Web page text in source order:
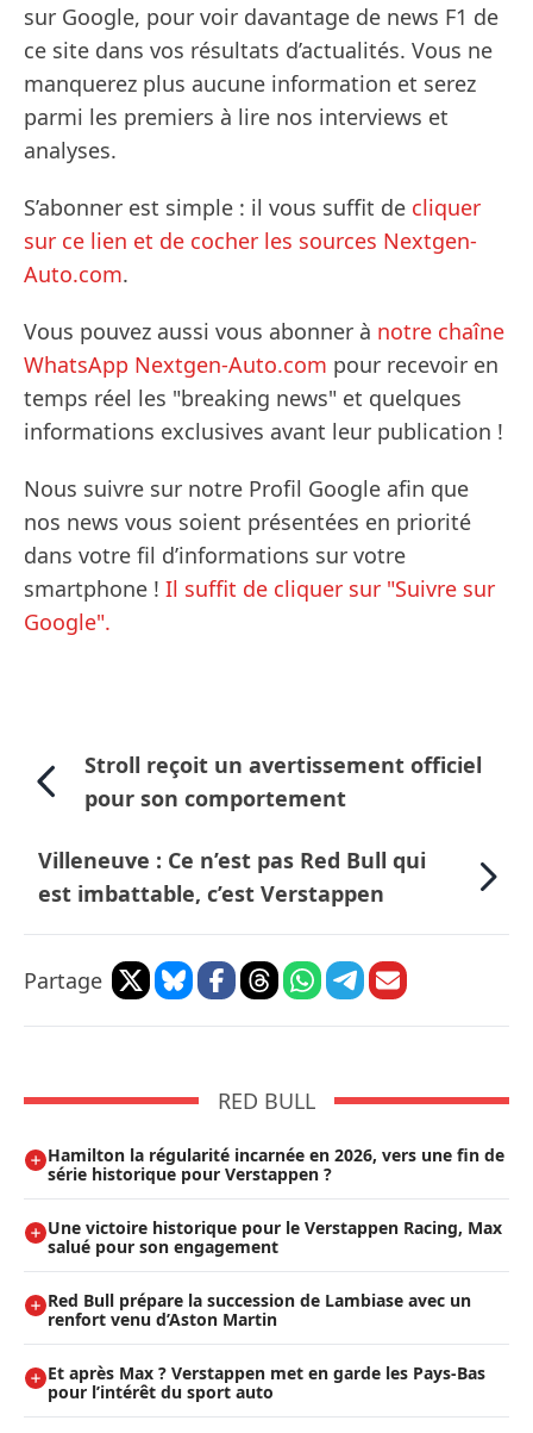
sur Google, pour voir davantage de news F1 de
ce site dans vos résultats d’actualités. Vous ne
manquerez plus aucune information et serez
parmi les premiers à lire nos interviews et
analyses.
S’abonner est simple : il vous suffit de cliquer
sur ce lien et de cocher les sources Nextgen-
Auto.com.
Vous pouvez aussi vous abonner à notre chaîne
WhatsApp Nextgen-Auto.com pour recevoir en
temps réel les "breaking news" et quelques
informations exclusives avant leur publication !
Nous suivre sur notre Profil Google afin que
nos news vous soient présentées en priorité
dans votre fil d’informations sur votre
smartphone ! Il suffit de cliquer sur "Suivre sur
Google".
Stroll reçoit un avertissement officiel
pour son comportement
Villeneuve : Ce n’est pas Red Bull qui
est imbattable, c’est Verstappen
Partage
RED BULL
Hamilton la régularité incarnée en 2026, vers une fin de
série historique pour Verstappen ?
Une victoire historique pour le Verstappen Racing, Max
salué pour son engagement
Red Bull prépare la succession de Lambiase avec un
renfort venu d’Aston Martin
Et après Max ? Verstappen met en garde les Pays-Bas
pour l’intérêt du sport auto